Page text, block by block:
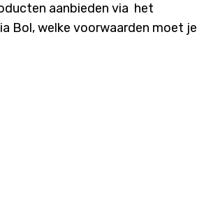
aanbieden via het
Bol, welke voorwaarden moet je